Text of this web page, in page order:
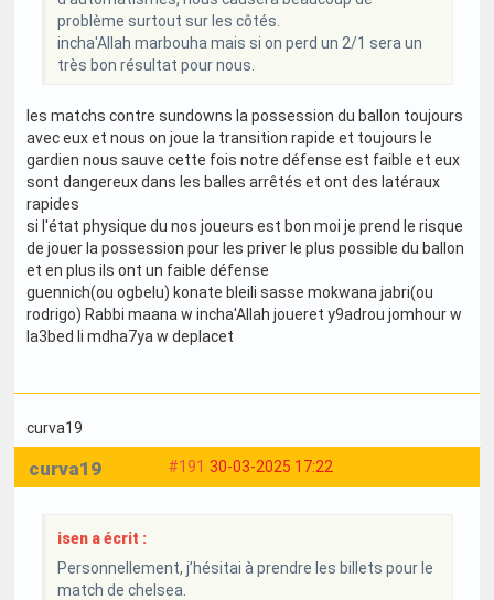
problème surtout sur les côtés.
incha'Allah marbouha mais si on perd un 2/1 sera un
très bon résultat pour nous.
les matchs contre sundowns la possession du ballon toujours
avec eux et nous on joue la transition rapide et toujours le
gardien nous sauve cette fois notre défense est faible et eux
sont dangereux dans les balles arrêtés et ont des latéraux
rapides
si l'état physique du nos joueurs est bon moi je prend le risque
de jouer la possession pour les priver le plus possible du ballon
et en plus ils ont un faible défense
guennich(ou ogbelu) konate bleili sasse mokwana jabri(ou
rodrigo) Rabbi maana w incha'Allah joueret y9adrou jomhour w
la3bed li mdha7ya w deplacet
curva19
#191 30-03-2025 17:22
curva19
isen a écrit :
Personnellement, j’hésitai à prendre les billets pour le
match de chelsea.